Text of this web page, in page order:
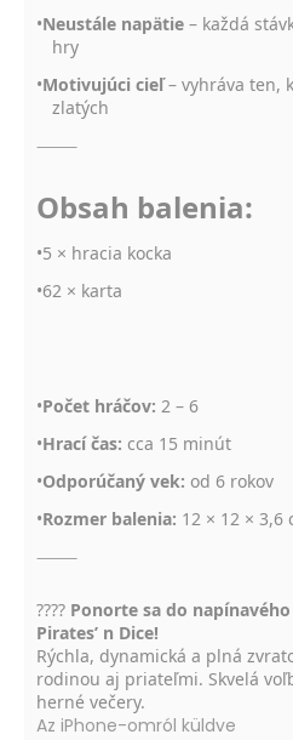
•Neustále napätie – každá
hry
•Motivujúci cieľ– vyhráva ten,
zlatých
⸻
Obsah balenia:
•5 × hracia kocka
•62 × karta
•Počet hráčov: 2 – 6
•Hrací čas: cca 15 minút
•Odporúčaný vek: od 6 rokov
•Rozmer balenia: 12 × 12 × 3,6
⸻
???? Ponorte sa do
Pirates’ n Dice!
Rýchla, dynamická a plná
rodinou aj priateľmi. Skvelá
herné večery.
Az iPhone-omról küldve